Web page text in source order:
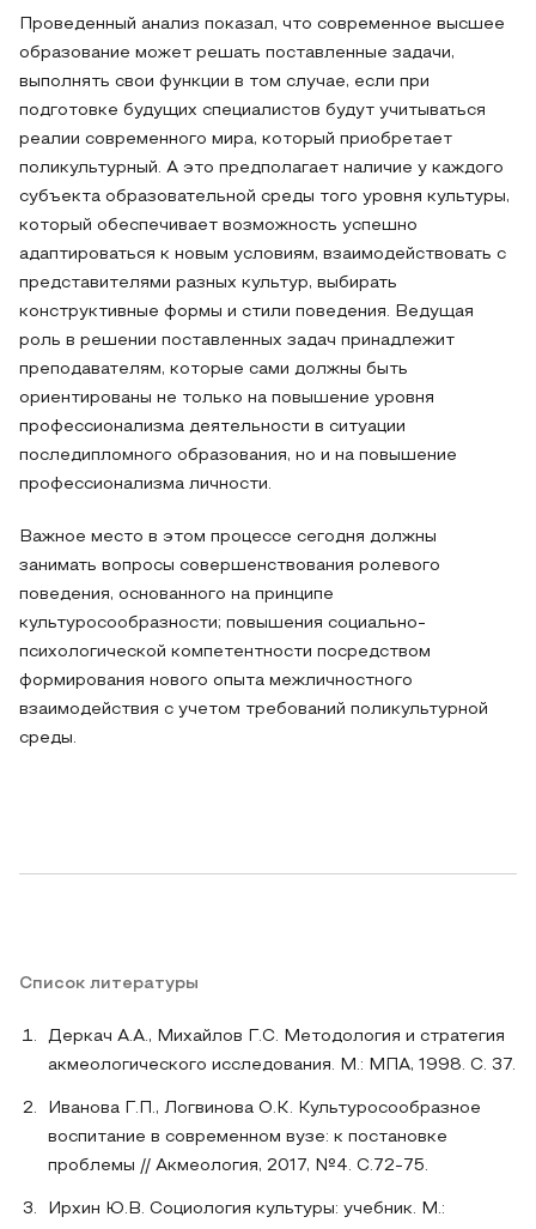
Проведенный анализ показал, что современное высшее
образование может решать поставленные задачи,
выполнять свои функции в том случае, если при
подготовке будущих специалистов будут учитываться
реалии современного мира, который приобретает
поликультурный. А это предполагает наличие у каждого
субъекта образовательной среды того уровня культуры,
который обеспечивает возможность успешно
адаптироваться к новым условиям, взаимодействовать с
представителями разных культур, выбирать
конструктивные формы и стили поведения. Ведущая
роль в решении поставленных задач принадлежит
преподавателям, которые сами должны быть
ориентированы не только на повышение уровня
профессионализма деятельности в ситуации
последипломного образования, но и на повышение
профессионализма личности.
Важное место в этом процессе сегодня должны
занимать вопросы совершенствования ролевого
поведения, основанного на принципе
культуросообразности; повышения социально-
психологической компетентности посредством
формирования нового опыта межличностного
взаимодействия с учетом требований поликультурной
среды.
Список литературы
Деркач А.А., Михайлов Г.С. Методология и стратегия
акмеологического исследования. М.: МПА, 1998. С. 37.
Иванова Г.П., Логвинова О.К. Культуросообразное
воспитание в современном вузе: к постановке
проблемы // Акмеология, 2017, №4. С.72-75.
Ирхин Ю.В. Социология культуры: учебник. М.: